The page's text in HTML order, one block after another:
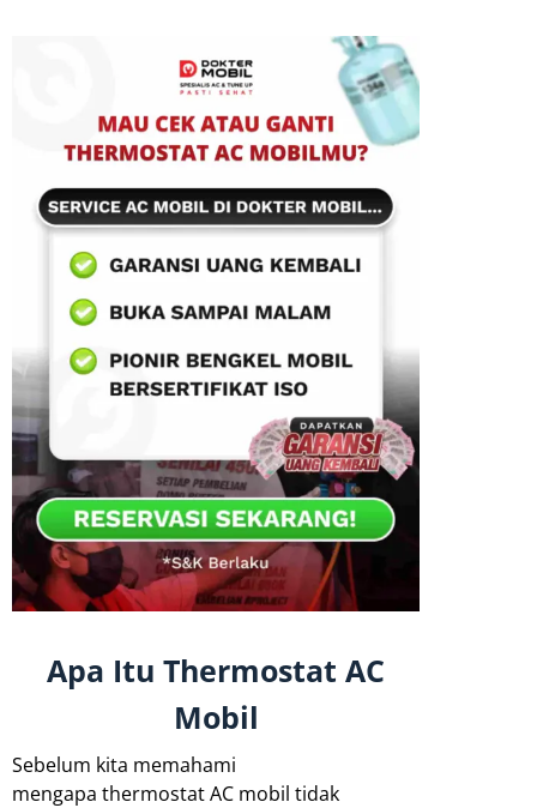
Apa Itu Thermostat AC
Mobil
Sebelum kita memahami
mengapa thermostat AC mobil tidak